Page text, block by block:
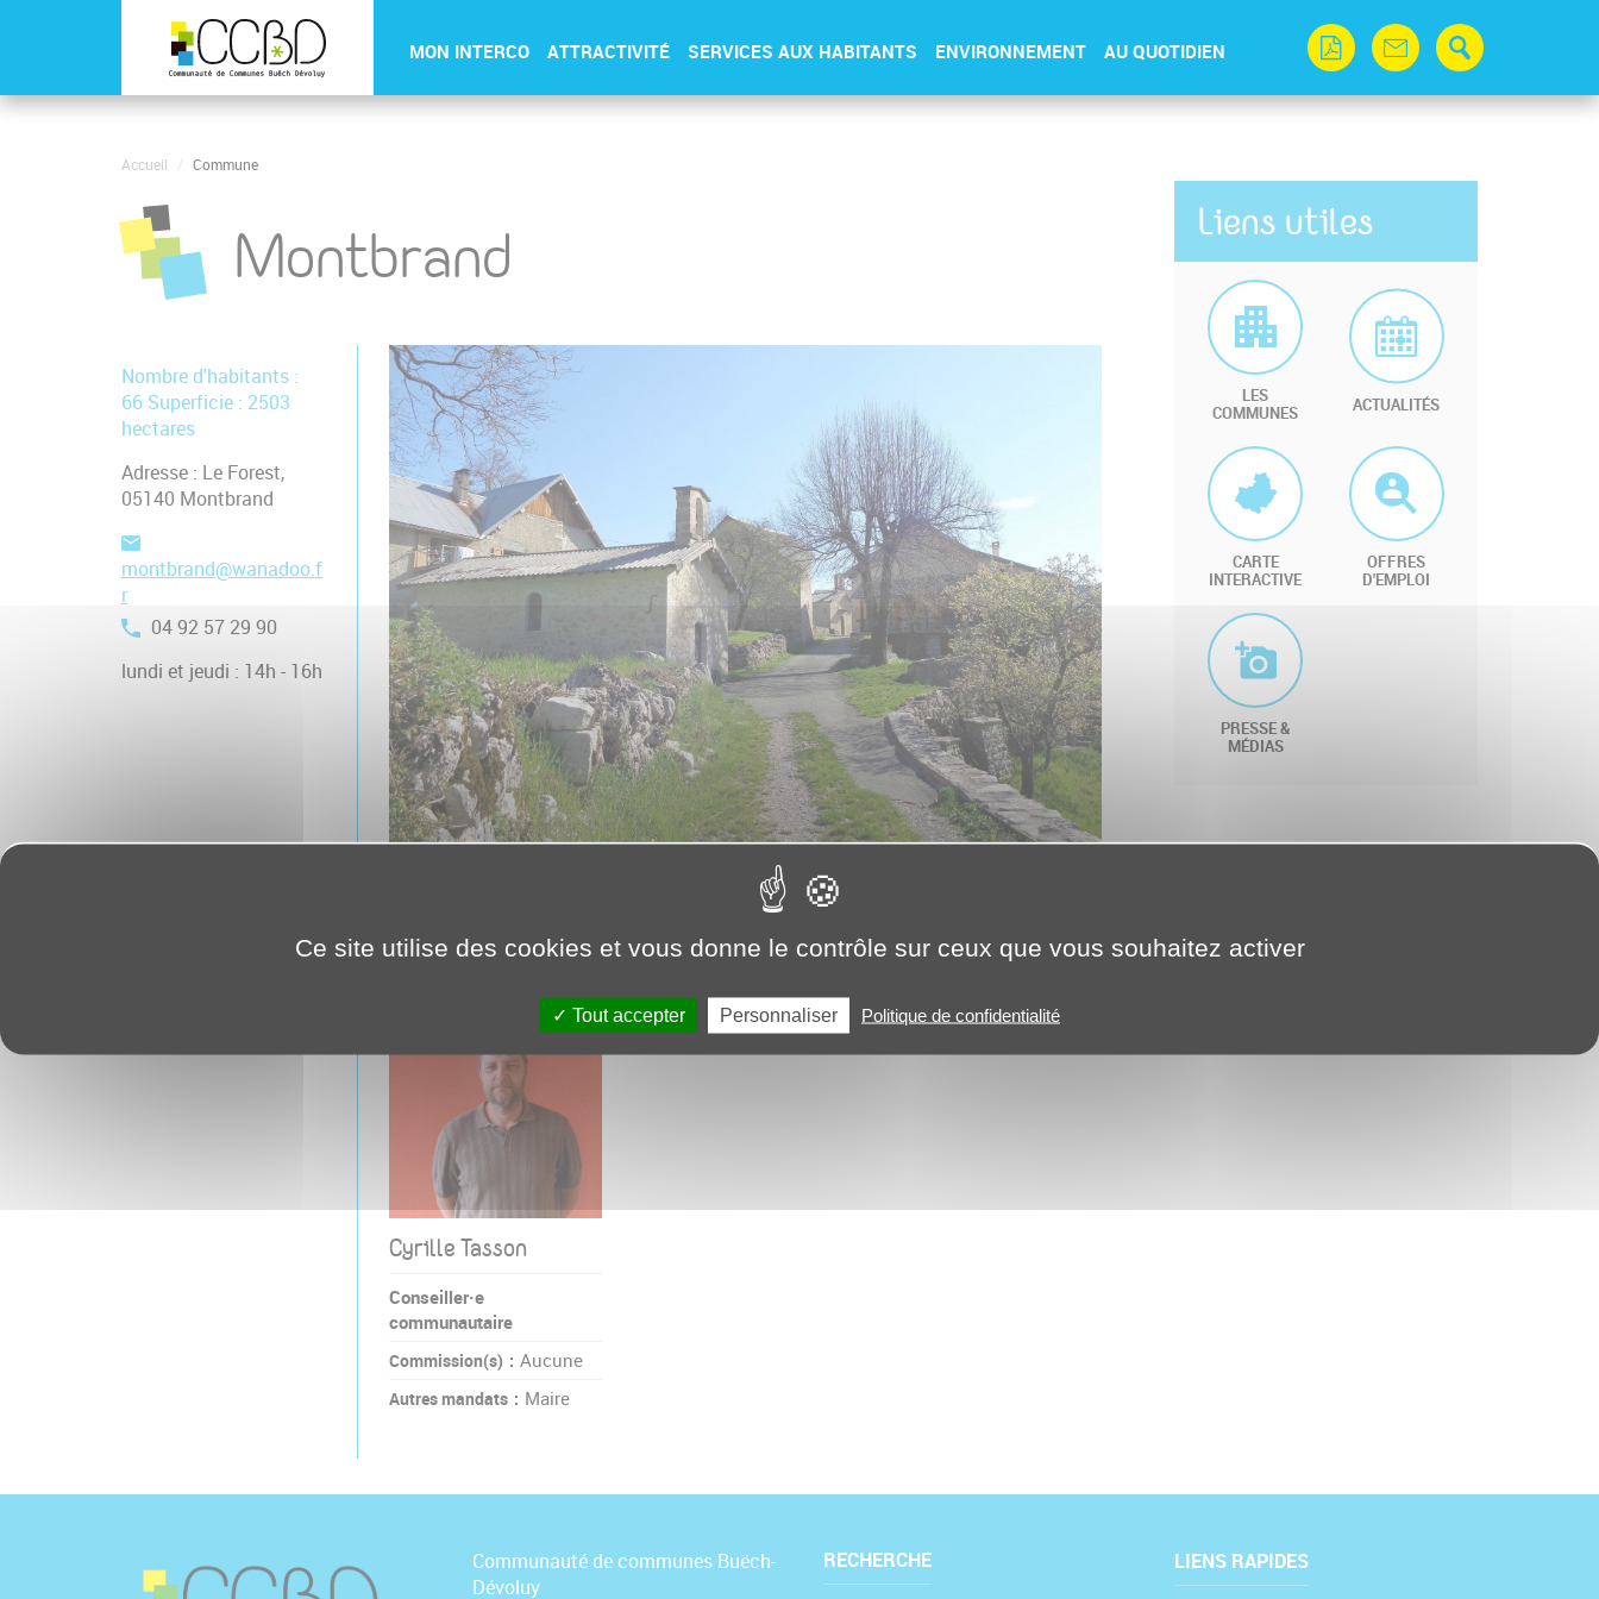
Accueil Commune
Montbrand
Nombre d'habitants :
66 Superficie : 2503
hectares
Adresse : Le Forest,
05140 Montbrand
montbrand@wanadoo.f
r
04 92 57 29 90
lundi et jeudi : 14h - 16h
Les représentants de la commune de
Montbrand
Cyrille Tasson
Conseiller·e
communautaire
Commission(s) Aucune
Autres mandats Maire
Liens utiles
LES
COMMUNES
ACTUALITÉS
CARTE
INTERACTIVE
OFFRES
D'EMPLOI
PRESSE &
MÉDIAS
Communauté de communes Buëch-
Dévoluy
RECHERCHE LIENS RAPIDES
MON INTERCO ATTRACTIVITÉ SERVICES AUX HABITANTS ENVIRONNEMENT AU QUOTIDIEN
Ce site utilise des cookies et vous donne le contrôle sur ceux que vous souhaitez activer
Tout accepter Personnaliser Politique de confidentialité